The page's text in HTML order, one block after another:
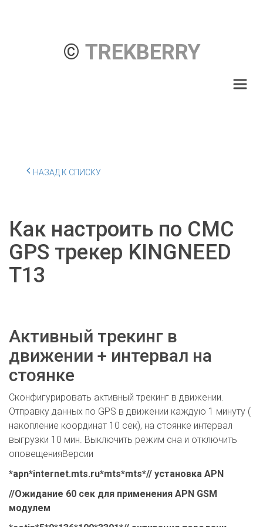
© TREKBERRY
НАЗАД К СПИСКУ
Как настроить по СМС
GPS трекер KINGNEED
T13
Активный трекинг в
движении + интервал на
стоянке
Сконфигурировать активный трекинг в движении.
Отправку данных по GPS в движении каждую 1 минуту (
накопление координат 10 сек), на стоянке интервал
выгрузки 10 мин. Выключить режим сна и отключить
оповещенияВерсии
*apn*internet.mts.ru*mts*mts*// установка APN
//Ожидание 60 сек для применения APN GSM
модулем